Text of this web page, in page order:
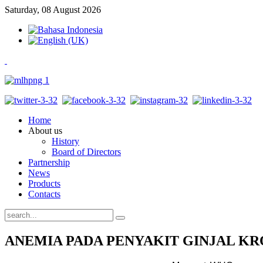
Saturday, 08 August 2026
Home
About us
History
Board of Directors
Partnership
News
Products
Contacts
ANEMIA PADA PENYAKIT GINJAL